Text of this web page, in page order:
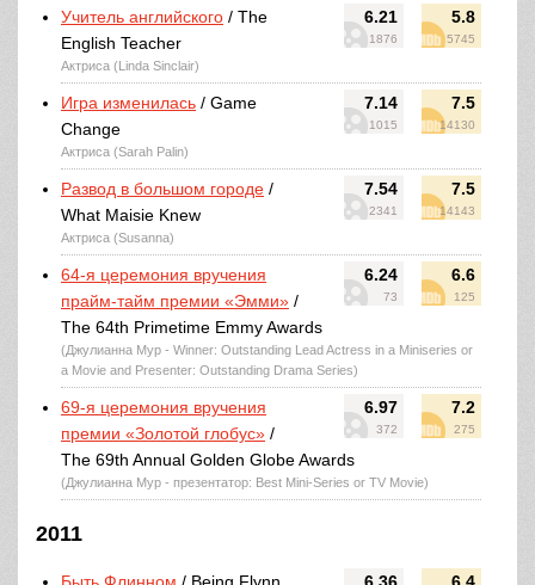
6.21
1876
5.8
5745
Учитель английского / The
English Teacher
Актриса (Linda Sinclair)
7.14
1015
7.5
14130
Игра изменилась / Game
Change
Актриса (Sarah Palin)
7.54
2341
7.5
14143
Развод в большом городе /
What Maisie Knew
Актриса (Susanna)
6.24
73
6.6
125
64-я церемония вручения
прайм-тайм премии «Эмми» /
The 64th Primetime Emmy Awards
(Джулианна Мур - Winner: Outstanding Lead Actress in a Miniseries or
a Movie and Presenter: Outstanding Drama Series)
6.97
372
7.2
275
69-я церемония вручения
премии «Золотой глобус» /
The 69th Annual Golden Globe Awards
(Джулианна Мур - презентатор: Best Mini-Series or TV Movie)
2011